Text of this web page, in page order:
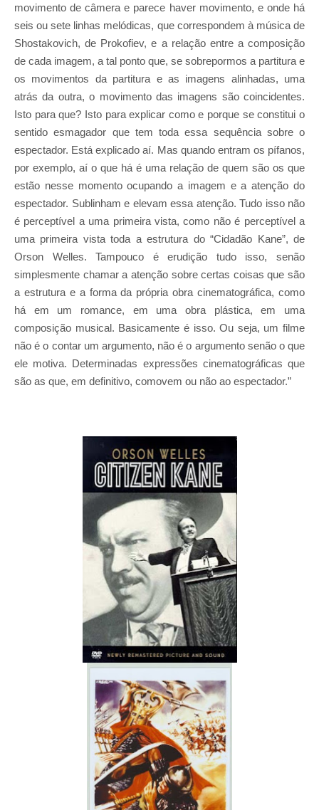
movimento de câmera e parece haver movimento, e onde há
seis ou sete linhas melódicas, que correspondem à música de
Shostakovich, de Prokofiev, e a relação entre a composição
de cada imagem, a tal ponto que, se sobrepormos a partitura e
os movimentos da partitura e as imagens alinhadas, uma
atrás da outra, o movimento das imagens são coincidentes.
Isto para que? Isto para explicar como e porque se constitui o
sentido esmagador que tem toda essa sequência sobre o
espectador. Está explicado aí. Mas quando entram os pífanos,
por exemplo, aí o que há é uma relação de quem são os que
estão nesse momento ocupando a imagem e a atenção do
espectador. Sublinham e elevam essa atenção. Tudo isso não
é perceptível a uma primeira vista, como não é perceptível a
uma primeira vista toda a estrutura do “Cidadão Kane”, de
Orson Welles. Tampouco é erudição tudo isso, senão
simplesmente chamar a atenção sobre certas coisas que são
a estrutura e a forma da própria obra cinematográfica, como
há em um romance, em uma obra plástica, em uma
composição musical. Basicamente é isso. Ou seja, um filme
não é o contar um argumento, não é o argumento senão o que
ele motiva. Determinadas expressões cinematográficas que
são as que, em definitivo, comovem ou não ao espectador.”